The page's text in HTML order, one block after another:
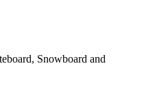
Snowboard and